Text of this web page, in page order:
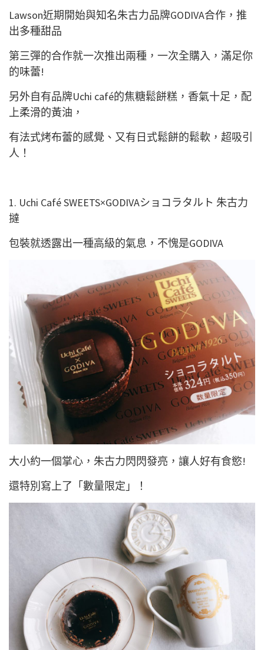
Lawson近期開始與知名朱古力品牌GODIVA合作，推
出多種甜品
第三彈的合作就一次推出兩種，一次全購入，滿足你
的味蕾!
另外自有品牌Uchi café的焦糖鬆餅糕，香氣十足，配
上柔滑的黃油，
有法式烤布蕾的感覺、又有日式鬆餅的鬆軟，超吸引
人！
1. Uchi Café SWEETS×GODIVAショコラタルト 朱古力
撻
包裝就透露出一種高級的氣息，不愧是GODIVA
大小約一個掌心，朱古力閃閃發亮，讓人好有食慾!
還特別寫上了「數量限定」！